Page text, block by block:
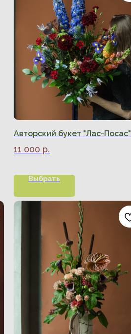
Авторский букет "Лас-Посас"
11 000 р.
Выбрать